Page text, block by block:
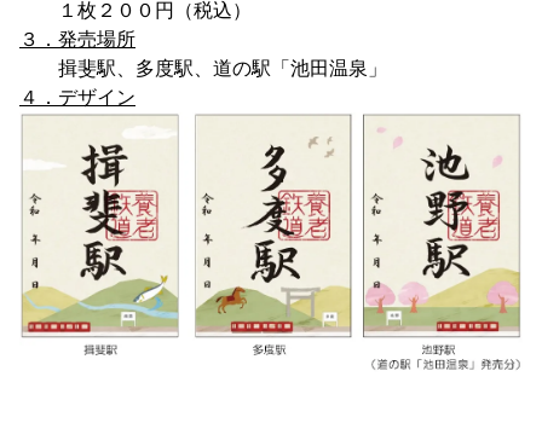
１枚２００円（税込）
３．発売場所
揖斐駅、多度駅、道の駅「池田温泉」
４．デザイン